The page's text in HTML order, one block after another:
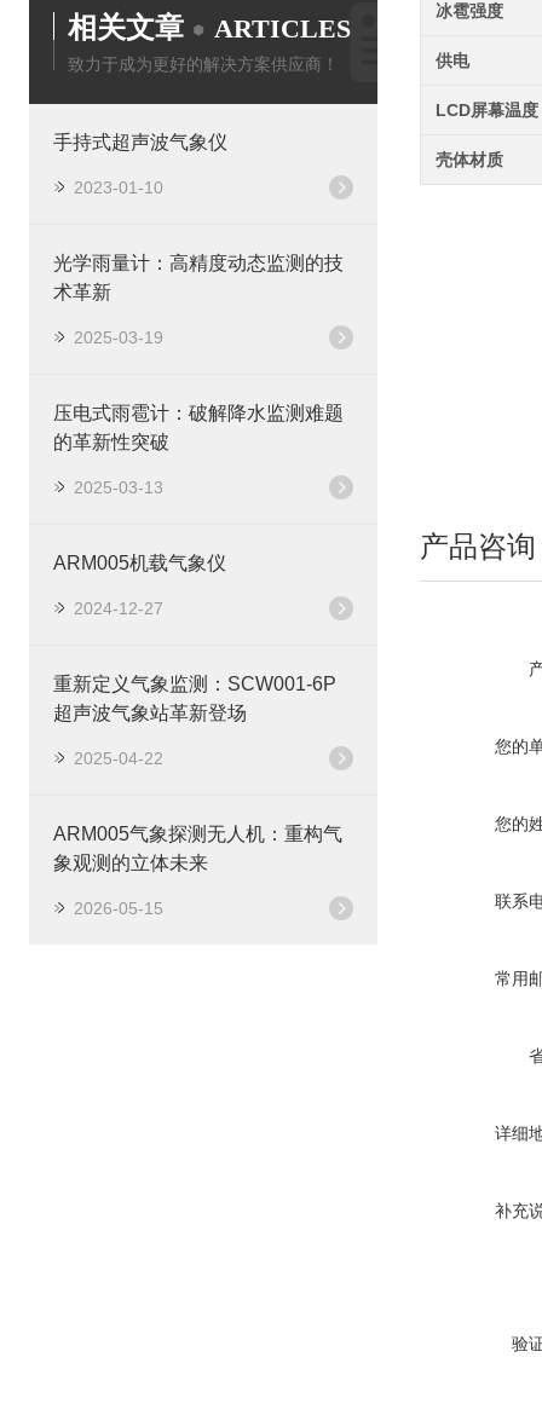
相关文章 ARTICLES
致力于成为更好的解决方案供应商！
手持式超声波气象仪
2023-01-10
光学雨量计：高精度动态监测的技
术革新
2025-03-19
压电式雨雹计：破解降水监测难题
的革新性突破
2025-03-13
ARM005机载气象仪
2024-12-27
重新定义气象监测：SCW001-6P
超声波气象站革新登场
2025-04-22
ARM005气象探测无人机：重构气
象观测的立体未来
2026-05-15
冰雹强度
供电
LCD屏幕温度
壳体材质
产品咨询
您的
您的
联系
常用
详细
补充
验